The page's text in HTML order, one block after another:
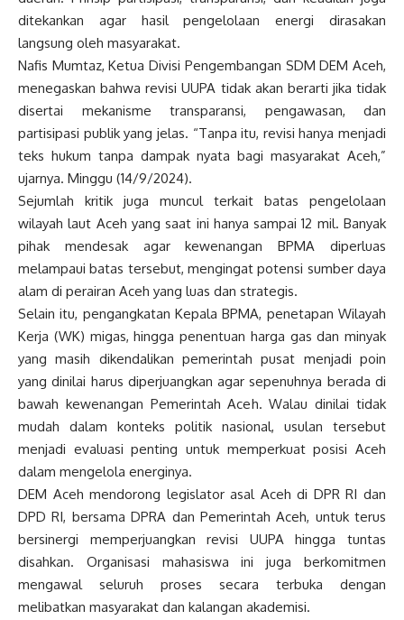
ditekankan agar hasil pengelolaan energi dirasakan
langsung oleh masyarakat.
Nafis Mumtaz, Ketua Divisi Pengembangan SDM DEM Aceh,
menegaskan bahwa revisi UUPA tidak akan berarti jika tidak
disertai mekanisme transparansi, pengawasan, dan
partisipasi publik yang jelas. “Tanpa itu, revisi hanya menjadi
teks hukum tanpa dampak nyata bagi masyarakat Aceh,”
ujarnya. Minggu (14/9/2024).
Sejumlah kritik juga muncul terkait batas pengelolaan
wilayah laut Aceh yang saat ini hanya sampai 12 mil. Banyak
pihak mendesak agar kewenangan BPMA diperluas
melampaui batas tersebut, mengingat potensi sumber daya
alam di perairan Aceh yang luas dan strategis.
Selain itu, pengangkatan Kepala BPMA, penetapan Wilayah
Kerja (WK) migas, hingga penentuan harga gas dan minyak
yang masih dikendalikan pemerintah pusat menjadi poin
yang dinilai harus diperjuangkan agar sepenuhnya berada di
bawah kewenangan Pemerintah Aceh. Walau dinilai tidak
mudah dalam konteks politik nasional, usulan tersebut
menjadi evaluasi penting untuk memperkuat posisi Aceh
dalam mengelola energinya.
DEM Aceh mendorong legislator asal Aceh di DPR RI dan
DPD RI, bersama DPRA dan Pemerintah Aceh, untuk terus
bersinergi memperjuangkan revisi UUPA hingga tuntas
disahkan. Organisasi mahasiswa ini juga berkomitmen
mengawal seluruh proses secara terbuka dengan
melibatkan masyarakat dan kalangan akademisi.